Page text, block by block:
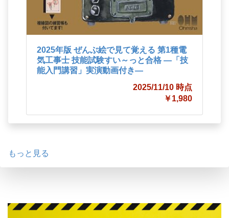
2025年版 ぜんぶ絵で見て覚える 第1種電
気工事士 技能試験すい～っと合格 ―「技
能入門講習」実演動画付き―
2025/11/10 時点
￥1,980
もっと見る